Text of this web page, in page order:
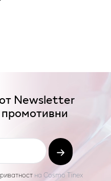
Newsletter
на Cosmo Tinex